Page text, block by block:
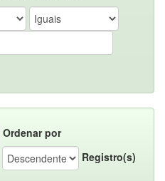
Ordenar por
Registro(s)